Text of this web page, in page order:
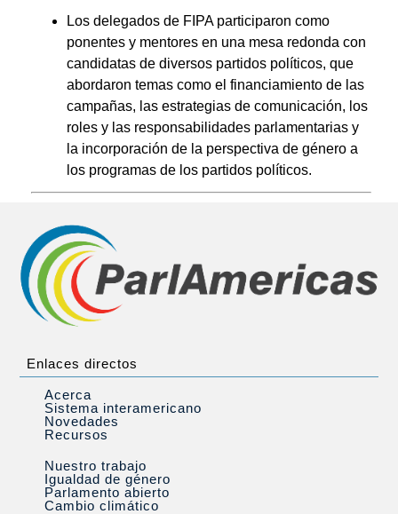
Los delegados de FIPA participaron como
ponentes y mentores en una mesa redonda con
candidatas de diversos partidos políticos, que
abordaron temas como el financiamiento de las
campañas, las estrategias de comunicación, los
roles y las responsabilidades parlamentarias y
la incorporación de la perspectiva de género a
los programas de los partidos políticos.
Enlaces directos
Acerca
Sistema interamericano
Novedades
Recursos
Nuestro trabajo
Igualdad de género
Parlamento abierto
Cambio climático